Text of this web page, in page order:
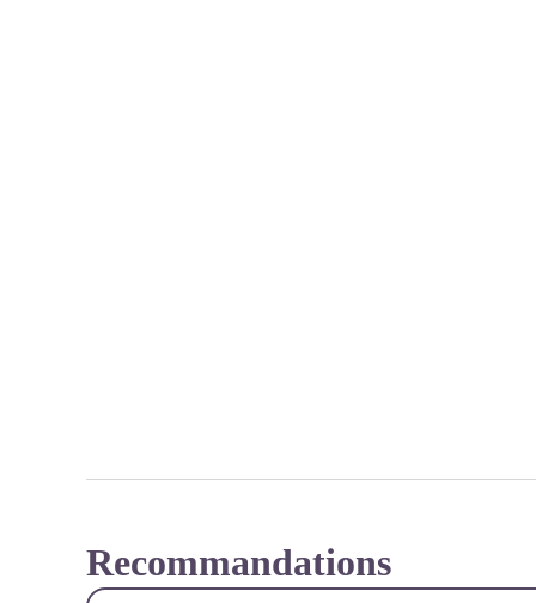
Recommandations